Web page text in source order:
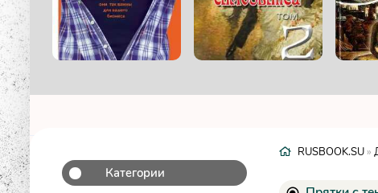
Категории
RUSBOOK.SU »